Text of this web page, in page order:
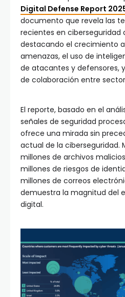
Digital Defense Report
documento que revela las
recientes en ciberseguridad
destacando el crecimiento
amenazas, el uso de
de atacantes y defensores,
de colaboración entre
El reporte, basado en el
señales de seguridad
ofrece una mirada sin
actual de la ciberseguridad.
millones de archivos
millones de riesgos de
millones de correos
demuestra la magnitud del
digital.